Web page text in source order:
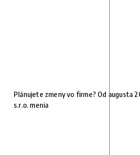
Plánujete zmeny vo firme? Od augusta
s.r.o. menia